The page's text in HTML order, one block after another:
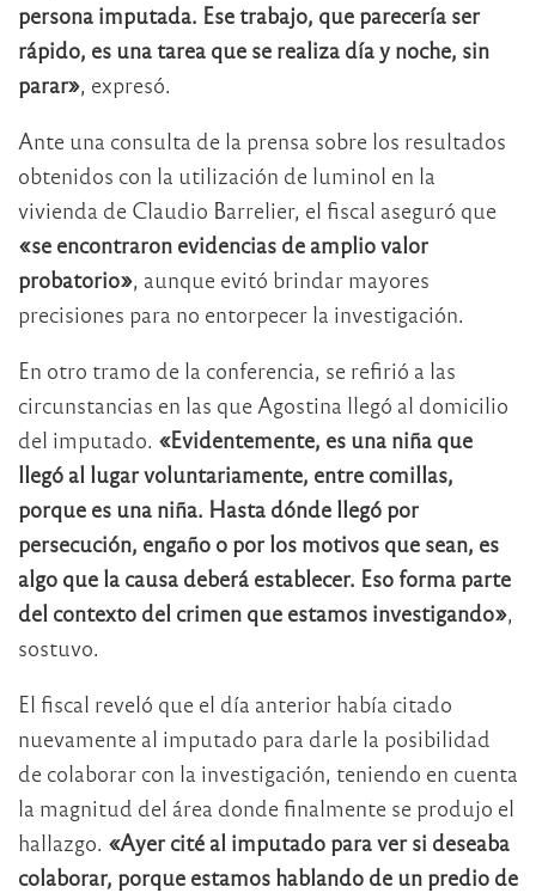
persona imputada. Ese trabajo, que parecería ser
rápido, es una tarea que se realiza día y noche, sin
parar», expresó.
Ante una consulta de la prensa sobre los resultados
obtenidos con la utilización de luminol en la
vivienda de Claudio Barrelier, el fiscal aseguró que
«se encontraron evidencias de amplio valor
probatorio», aunque evitó brindar mayores
precisiones para no entorpecer la investigación.
En otro tramo de la conferencia, se refirió a las
circunstancias en las que Agostina llegó al domicilio
del imputado. «Evidentemente, es una niña que
llegó al lugar voluntariamente, entre comillas,
porque es una niña. Hasta dónde llegó por
persecución, engaño o por los motivos que sean, es
algo que la causa deberá establecer. Eso forma parte
del contexto del crimen que estamos investigando»,
sostuvo.
El fiscal reveló que el día anterior había citado
nuevamente al imputado para darle la posibilidad
de colaborar con la investigación, teniendo en cuenta
la magnitud del área donde finalmente se produjo el
hallazgo. «Ayer cité al imputado para ver si deseaba
colaborar, porque estamos hablando de un predio de